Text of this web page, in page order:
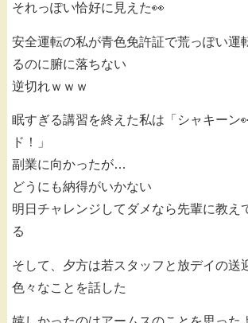
それっぽい恰好に見えた👀
安全運転の私が青色免許証で荒っぽい運
るのに腑に落ちない
逆切れｗｗｗ
眠すぎる講習を終えた私は「シャキーン
ド！」
副業に向かったが…
どうにも納得がいかない
明日チャレンジしてダメなら先輩に教え
る
そして、夕方は若スタッフと放デイの送
色々なことを話した